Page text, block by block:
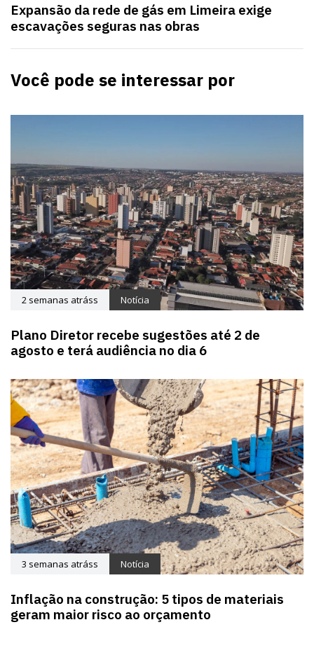
Expansão da rede de gás em Limeira exige
escavações seguras nas obras
Você pode se interessar por
2 semanas atráss Notícia
Plano Diretor recebe sugestões até 2 de
agosto e terá audiência no dia 6
3 semanas atráss Notícia
Inflação na construção: 5 tipos de materiais
geram maior risco ao orçamento